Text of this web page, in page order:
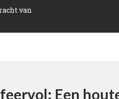
van
Een